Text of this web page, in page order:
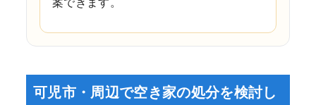
可児市・周辺で空き家の処分を検討し